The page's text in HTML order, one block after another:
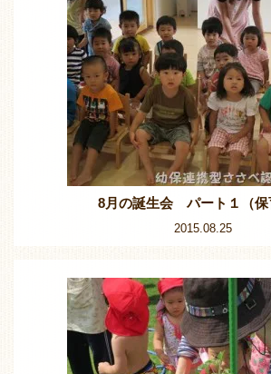
8月の誕生会 パート１（保
2015.08.25